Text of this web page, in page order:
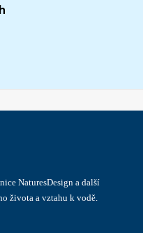
NaturesDesign a další
života a vztahu k vodě.